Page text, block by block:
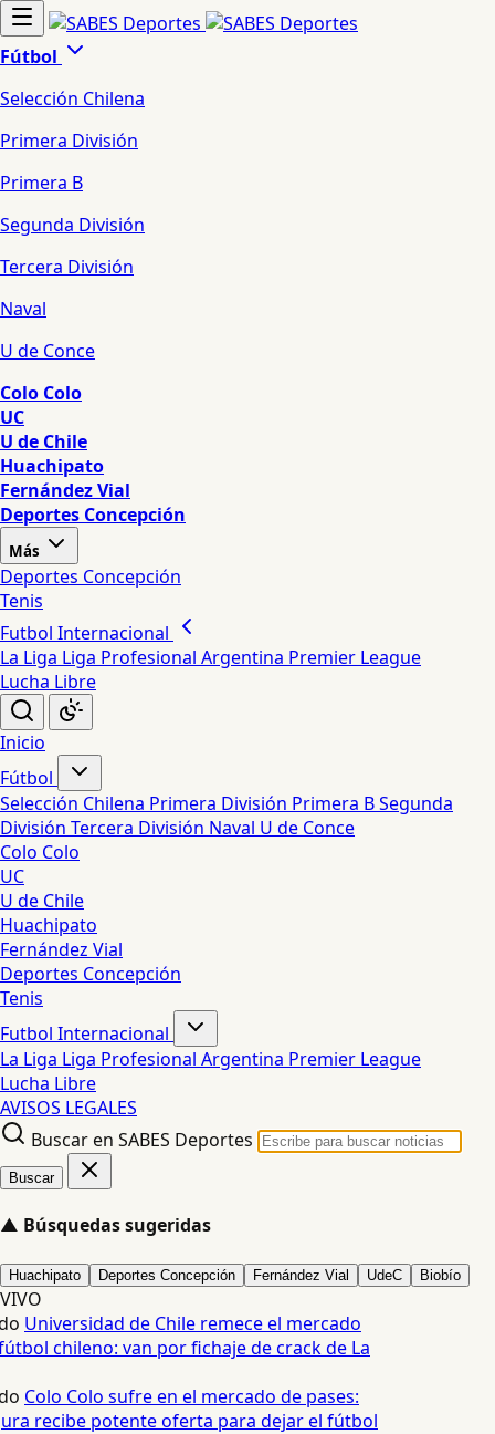
Fútbol
Selección Chilena
Primera División
Primera B
Segunda División
Tercera División
Naval
U de Conce
Colo Colo
UC
U de Chile
Huachipato
Fernández Vial
Deportes Concepción
Más
Deportes Concepción
Tenis
Futbol Internacional
La Liga Liga Profesional Argentina Premier League
Lucha Libre
Inicio
Fútbol
Selección Chilena Primera División Primera BSegunda
División Tercera División Naval U de Conce
Colo Colo
UC
U de Chile
Huachipato
Fernández Vial
Deportes Concepción
Tenis
Futbol Internacional
La Liga Liga Profesional Argentina Premier League
Lucha Libre
AVISOS LEGALES
Buscar en SABES Deportes
Buscar
▲ Búsquedas sugeridas
Huachipato Deportes Concepción Fernández Vial UdeC Biobío
VIVO
Universidad de Chile remece el mercado
chileno: van por fichaje de crack de La
Colo Colo sufre en el mercado de pases:
recibe potente oferta para dejar el fútbol